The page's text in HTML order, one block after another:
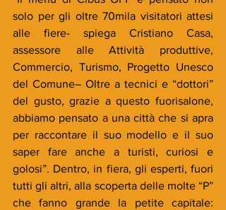
solo per gli oltre 70mila visitatori attesi
alle fiere- spiega Cristiano Casa,
assessore alle Attività produttive,
Commercio, Turismo, Progetto Unesco
del Comune– Oltre a tecnici e “dottori”
del gusto, grazie a questo fuorisalone,
abbiamo pensato a una città che si apra
per raccontare il suo modello e il suo
saper fare anche a turisti, curiosi e
golosi”. Dentro, in fiera, gli esperti, fuori
tutti gli altri, alla scoperta delle molte “P”
che fanno grande la petite capitale: